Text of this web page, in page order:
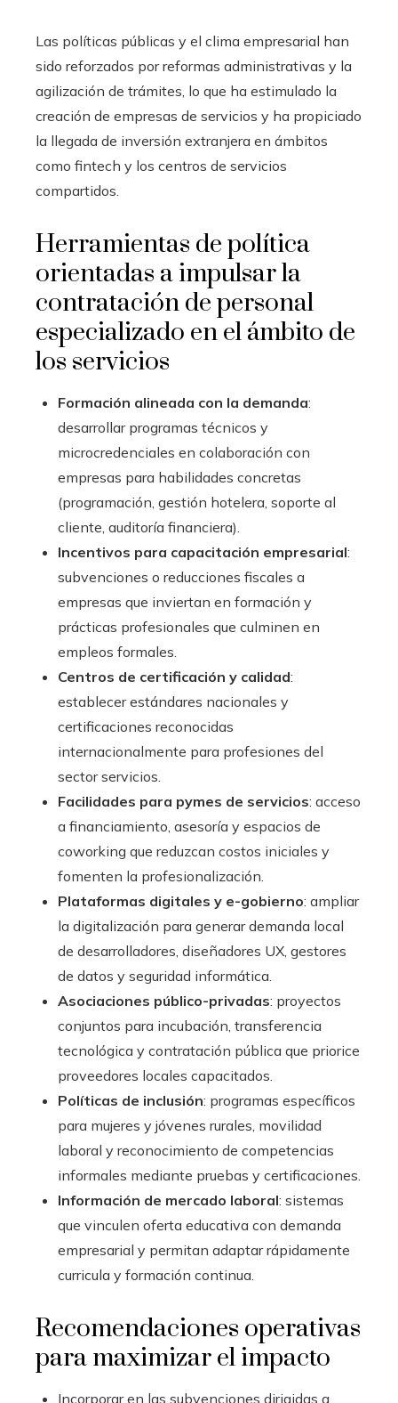
Las políticas públicas y el clima empresarial han
sido reforzados por reformas administrativas y la
agilización de trámites, lo que ha estimulado la
creación de empresas de servicios y ha propiciado
la llegada de inversión extranjera en ámbitos
como fintech y los centros de servicios
compartidos.
Herramientas de política
orientadas a impulsar la
contratación de personal
especializado en el ámbito de
los servicios
Formación alineada con la demanda:
desarrollar programas técnicos y
microcredenciales en colaboración con
empresas para habilidades concretas
(programación, gestión hotelera, soporte al
cliente, auditoría financiera).
Incentivos para capacitación empresarial:
subvenciones o reducciones fiscales a
empresas que inviertan en formación y
prácticas profesionales que culminen en
empleos formales.
Centros de certificación y calidad:
establecer estándares nacionales y
certificaciones reconocidas
internacionalmente para profesiones del
sector servicios.
Facilidades para pymes de servicios: acceso
a financiamiento, asesoría y espacios de
coworking que reduzcan costos iniciales y
fomenten la profesionalización.
Plataformas digitales y e-gobierno: ampliar
la digitalización para generar demanda local
de desarrolladores, diseñadores UX, gestores
de datos y seguridad informática.
Asociaciones público-privadas: proyectos
conjuntos para incubación, transferencia
tecnológica y contratación pública que priorice
proveedores locales capacitados.
Políticas de inclusión: programas específicos
para mujeres y jóvenes rurales, movilidad
laboral y reconocimiento de competencias
informales mediante pruebas y certificaciones.
Información de mercado laboral: sistemas
que vinculen oferta educativa con demanda
empresarial y permitan adaptar rápidamente
curricula y formación continua.
Recomendaciones operativas
para maximizar el impacto
Incorporar en las subvenciones dirigidas a